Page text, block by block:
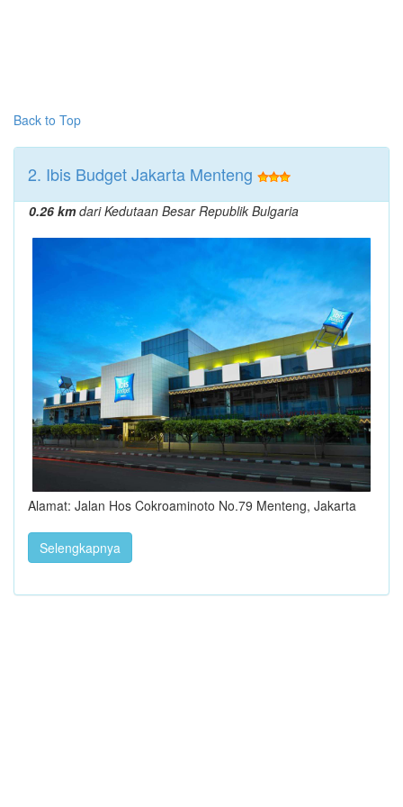
Back to Top
2. Ibis Budget Jakarta Menteng
0.26 kmdari Kedutaan Besar Republik Bulgaria
Alamat: Jalan Hos Cokroaminoto No.79 Menteng, Jakarta
Selengkapnya